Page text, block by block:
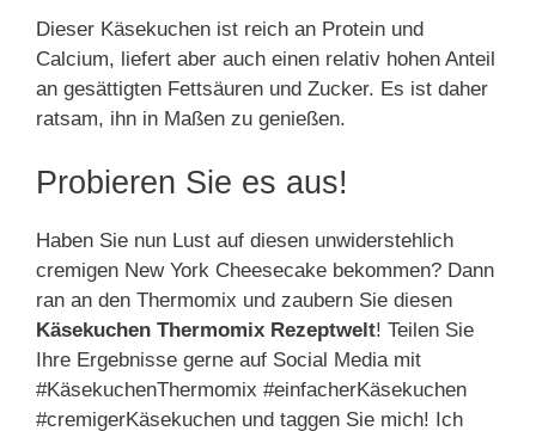
Dieser Käsekuchen ist reich an Protein und
Calcium, liefert aber auch einen relativ hohen Anteil
an gesättigten Fettsäuren und Zucker. Es ist daher
ratsam, ihn in Maßen zu genießen.
Probieren Sie es aus!
Haben Sie nun Lust auf diesen unwiderstehlich
cremigen New York Cheesecake bekommen? Dann
ran an den Thermomix und zaubern Sie diesen
Käsekuchen Thermomix Rezeptwelt! Teilen Sie
Ihre Ergebnisse gerne auf Social Media mit
#KäsekuchenThermomix #einfacherKäsekuchen
#cremigerKäsekuchen und taggen Sie mich! Ich